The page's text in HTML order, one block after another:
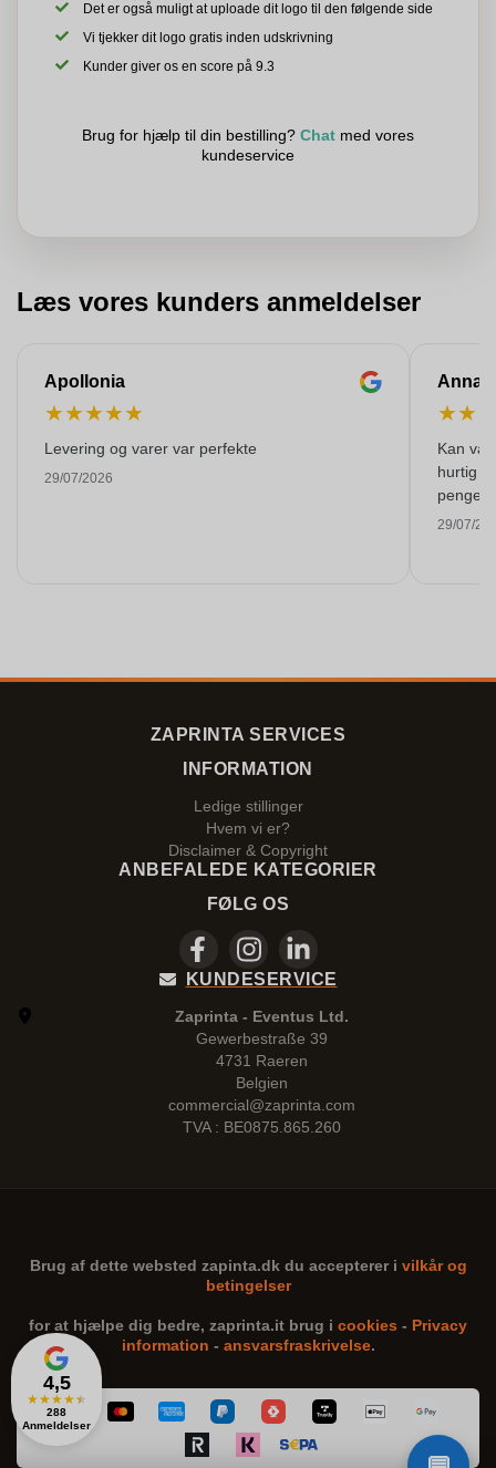
Det er også muligt at uploade dit logo til den følgende side
Vi tjekker dit logo gratis inden udskrivning
Kunder giver os en score på 9.3
Brug for hjælp til din bestilling? Chat med vores
kundeservice
Læs vores kunders anmeldelser
Apollonia
★★★★★
Levering og varer var perfekte
29/07/2026
Anna
★★
Kan
hurtig
29/07/
4,5
★★★★★
288
Anmeldelser
ZAPRINTA SERVICES
INFORMATION
Ledige stillinger
Hvem vi er?
Disclaimer & Copyright
ANBEFALEDE KATEGORIER
FØLG OS
KUNDESERVICE
Zaprinta - Eventus Ltd.
Gewerbestraße 39
4731 Raeren
Belgien
commercial@zaprinta.com
TVA : BE0875.865.260
Brug af dette websted zapinta.dk du accepterer i vilkår og
betingelser
for at hjælpe dig bedre, zaprinta.it brug i cookies - Privacy
information - ansvarsfraskrivelse.